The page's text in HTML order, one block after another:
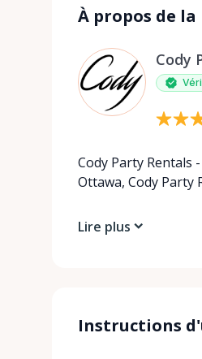
À propos de
Cody
Cody Party Rentals
Ottawa, Cody
Lire plus
Instructions